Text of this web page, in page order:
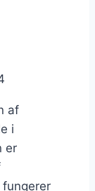
af
i
er